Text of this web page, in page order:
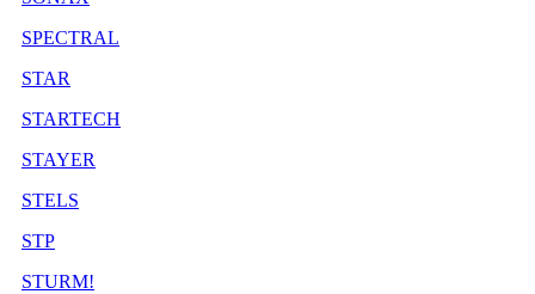
SPECTRAL
STAR
STARTECH
STAYER
STELS
STP
STURM!